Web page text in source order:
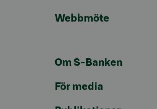
Webbmöte
Om S-Banken
För media